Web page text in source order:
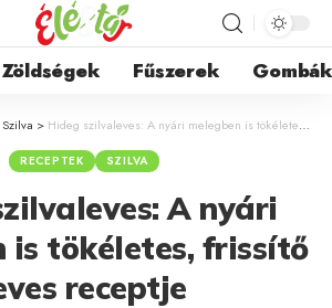
Zöldségek Fűszerek Gombák
Szilva > Hideg szilvaleves: A nyári melegben is tökéletes, frissítő leves receptje
RECEPTEK SZILVA
A nyári
is tökéletes, frissítő
receptje